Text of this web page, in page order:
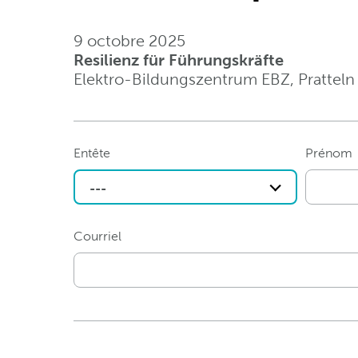
9 octobre 2025
Resilienz für Führungskräfte
Elektro-Bildungszentrum EBZ, Pratteln
Entête
---
Prénom
Courriel